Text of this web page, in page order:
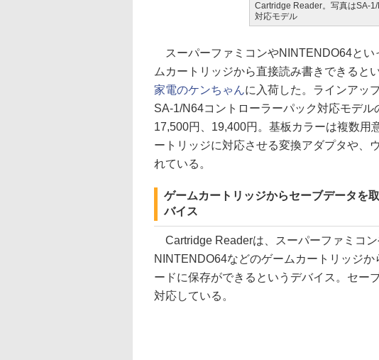
Cartridge Reader。写真はSA-
対応モデル
スーパーファミコンやNINTENDO64とい
ムカートリッジから直接読み書きできると
家電のケンちゃんに入荷した。ラインアッ
SA-1/N64コントローラーパック対応モデル
17,500円、19,400円。基板カラーは複数用
ートリッジに対応させる変換アダプタや、
れている。
ゲームカートリッジからセーブデータを
バイス
Cartridge Readerは、スーパーファミコン
NINTENDO64などのゲームカートリッジ
ードに保存ができるというデバイス。セー
対応している。